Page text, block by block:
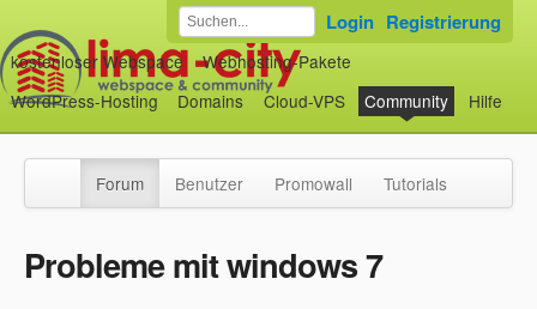
kostenloser Webspace
Webhosting-Pakete
WordPress-Hosting
Domains Cloud-VPS Community Hilfe
Login Registrierung
Forum Benutzer Promowall Tutorials
Probleme mit windows 7